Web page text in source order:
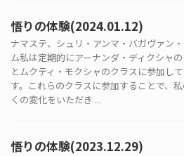
悟りの体験(2024.01.12)
ナマステ、シュリ・アンマ・バガヴァン
ム私は定期的にアーナンダ・ディクシャ
とムクティ・モクシャのクラスに参加し
す。これらのクラスに参加することで、
くの変化をいただき ...
悟りの体験(2023.12.29)